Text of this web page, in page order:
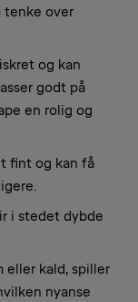
tenke over
og kan
godt på
en rolig og
fint og kan få
i stedet dybde
eller kald, spiller
nyanse